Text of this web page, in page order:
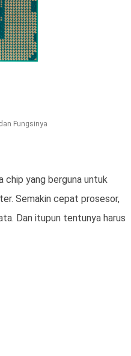
Fungsinya
chip yang berguna untuk
Semakin cepat prosesor,
Dan itupun tentunya harus